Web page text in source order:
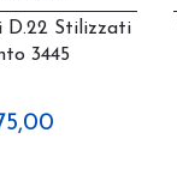
D.22 Stilizzati
3445